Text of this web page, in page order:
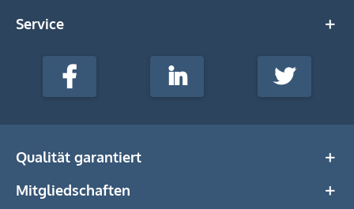
Service
stempel-
Media
Facebook LinkedIn Twitter
Qualität garantiert
Mitgliedschaften